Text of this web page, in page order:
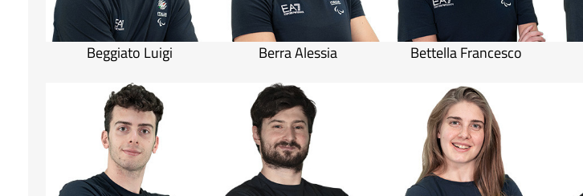
Beggiato Luigi Berra Alessia Bettella Francesco